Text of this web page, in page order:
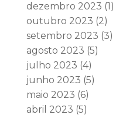
dezembro 2023 (1)
outubro 2023 (2)
setembro 2023 (3)
agosto 2023 (5)
julho 2023 (4)
junho 2023 (5)
maio 2023 (6)
abril 2023 (5)